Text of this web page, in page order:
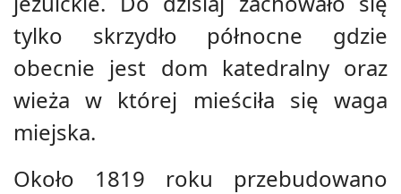
tylko skrzydło północne gdzie
obecnie jest dom katedralny oraz
wieża w której mieściła się waga
miejska.
Około 1819 roku przebudowano